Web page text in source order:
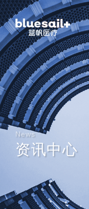
News
资讯中心